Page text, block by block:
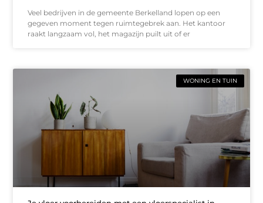
Veel bedrijven in de gemeente Berkelland lopen op een
gegeven moment tegen ruimtegebrek aan. Het kantoor
raakt langzaam vol, het magazijn puilt uit of er
WONING EN TUIN